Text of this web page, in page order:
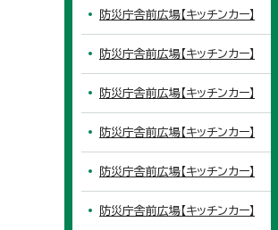
防災庁舎前広場【キッチンカー】
防災庁舎前広場【キッチンカー】
防災庁舎前広場【キッチンカー】
防災庁舎前広場【キッチンカー】
防災庁舎前広場【キッチンカー】
防災庁舎前広場【キッチンカー】